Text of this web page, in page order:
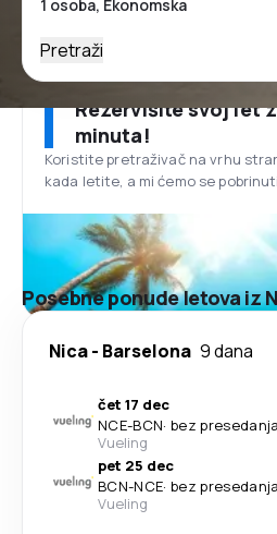
Pretraži
Rezervišite svoj let
minuta!
Koristite pretraživač na vrhu
kada letite, a mi ćemo se
Posebne ponude letova iz
Nica- Barselona 9 dana
čet 17 dec
NCE-BCN· bez presedanja
Vueling
pet 25 dec
BCN-NCE· bez presedanja
Vueling